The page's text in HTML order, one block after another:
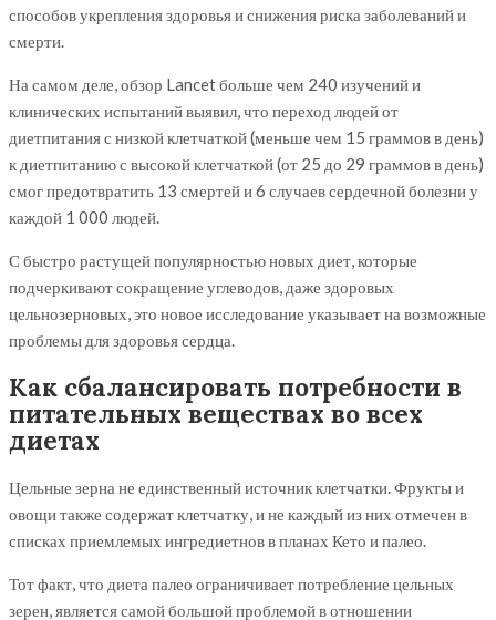
способов укрепления здоровья и снижения риска заболеваний и
смерти.
На самом деле, обзор Lancet больше чем 240 изучений и
клинических испытаний выявил, что переход людей от
диетпитания с низкой клетчаткой (меньше чем 15 граммов в день)
к диетпитанию с высокой клетчаткой (от 25 до 29 граммов в день)
смог предотвратить 13 смертей и 6 случаев сердечной болезни у
каждой 1 000 людей.
С быстро растущей популярностью новых диет, которые
подчеркивают сокращение углеводов, даже здоровых
цельнозерновых, это новое исследование указывает на возможные
проблемы для здоровья сердца.
Как сбалансировать потребности в
питательных веществах во всех
диетах
Цельные зерна не единственный источник клетчатки. Фрукты и
овощи также содержат клетчатку, и не каждый из них отмечен в
списках приемлемых ингредиетнов в планах Кето и палео.
Тот факт, что диета палео ограничивает потребление цельных
зерен, является самой большой проблемой в отношении